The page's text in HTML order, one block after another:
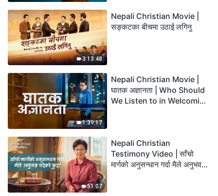
3:13:48
Nepali Christian Movie |
सङ्कटका बीचमा उठाई लगिनु
1:39:17
Nepali Christian Movie |
घातक अज्ञानता | Who Should
We Listen to in Welcoming
51:07
Nepali Christian
Testimony Video | साँचो
मार्गको अनुसन्धान गर्दा मैले अनुभव